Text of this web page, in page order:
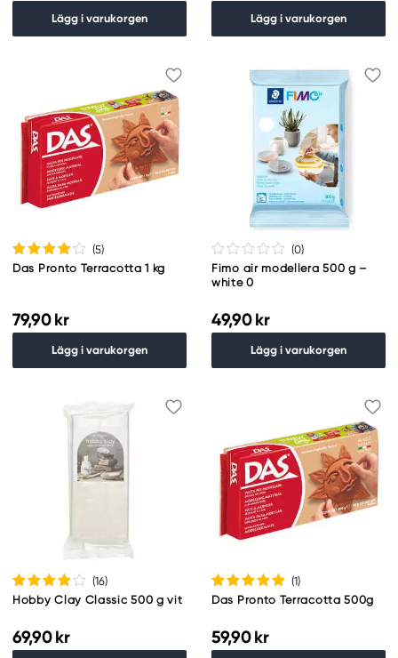
Lägg i varukorgen Lägg i varukorgen
(5)
Das Pronto Terracotta 1 kg
79,90 kr
Lägg i varukorgen
(0)
Fimo air modellera 500 g –
white 0
49,90 kr
Lägg i varukorgen
(16)
Hobby Clay Classic 500 g vit
69,90 kr
(1)
Das Pronto Terracotta 500g
59,90 kr